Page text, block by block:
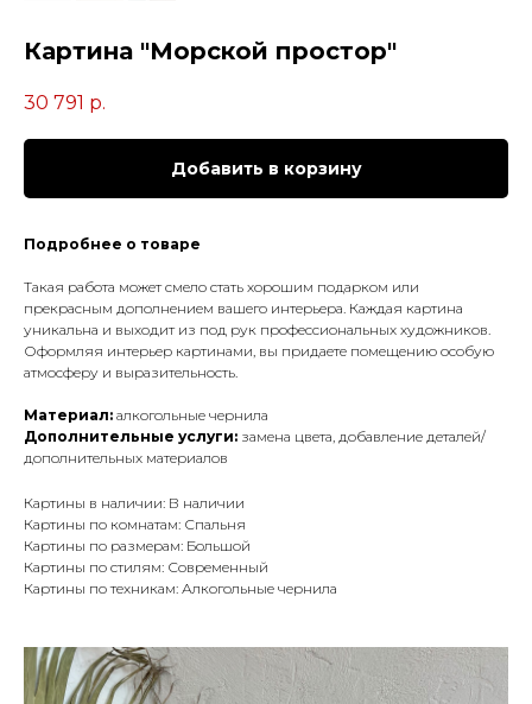
Картина "Морской простор"
30 791 р.
Добавить в корзину
Подробнее о товаре
Такая работа может смело стать хорошим подарком или
прекрасным дополнением вашего интерьера. Каждая картина
уникальна и выходит из под рук профессиональных художников.
Оформляя интерьер картинами, вы придаете помещению особую
атмосферу и выразительность.
Материал: алкогольные чернила
Дополнительные услуги: замена цвета, добавление деталей/
дополнительных материалов
Картины в наличии: В наличии
Картины по комнатам: Спальня
Картины по размерам: Большой
Картины по стилям: Современный
Картины по техникам: Алкогольные чернила